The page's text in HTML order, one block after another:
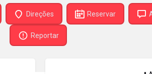
Direções Reservar
Reportar